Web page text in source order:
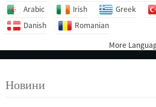
Arabic
Irish Greek
Danish
Romanian
More
Новини